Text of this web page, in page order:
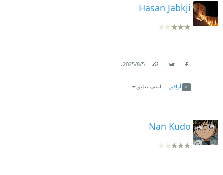
Hasan Jabkji
5‏/8‏/2025
.
أوافق اضف تعليق
Nan Kudo